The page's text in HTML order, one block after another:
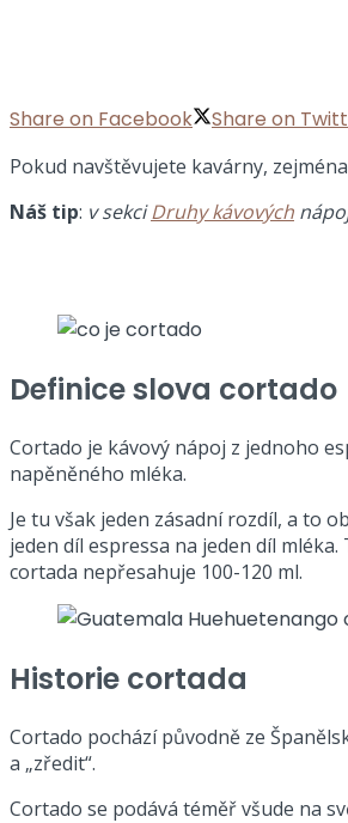
Share on Facebook Share on
Pokud navštěvujete kavárny,
Náš tip: v sekciDruhy kávových
Definice slova cortado
Cortado je kávový nápoj z jednoho
napěněného mléka.
Je tu však jeden zásadní rozdíl, a to
jeden díl espressa na jeden díl
cortada nepřesahuje 100-120 ml.
Historie cortada
Cortado pochází původně ze
a „zředit“.
Cortado se podává téměř všude na